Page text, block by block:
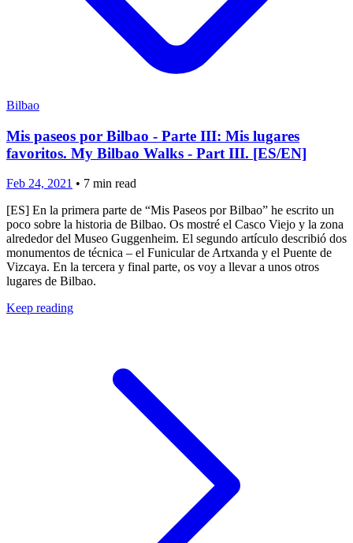
Bilbao
Mis paseos por Bilbao - Parte III: Mis lugares
favoritos. My Bilbao Walks - Part III. [ES/EN]
Feb 24, 2021 • 7 min read
[ES] En la primera parte de “Mis Paseos por Bilbao” he escrito un
poco sobre la historia de Bilbao. Os mostré el Casco Viejo y la zona
alrededor del Museo Guggenheim. El segundo artículo describió dos
monumentos de técnica – el Funicular de Artxanda y el Puente de
Vizcaya. En la tercera y final parte, os voy a llevar a unos otros
lugares de Bilbao.
Keep reading